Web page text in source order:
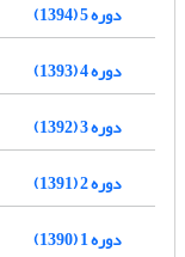
دوره 5 (1394)
دوره 4 (1393)
دوره 3 (1392)
دوره 2 (1391)
دوره 1 (1390)